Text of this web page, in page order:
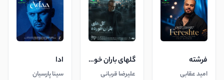
فرشته
امید عقابی
گلهای باران خورده
علیرضا قربانی
ادا
سینا پارسیان